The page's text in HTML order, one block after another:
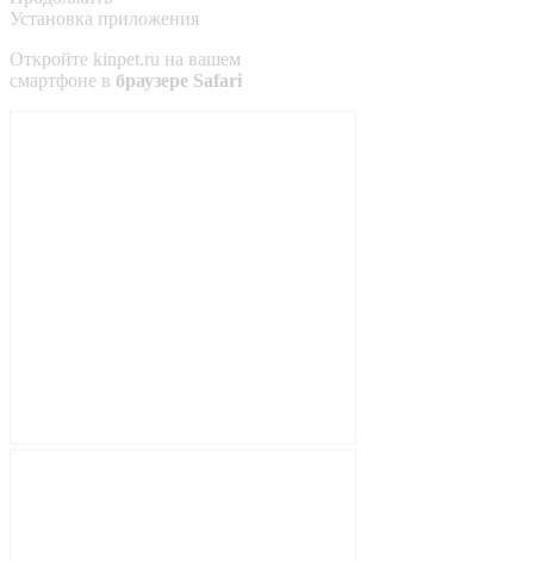
Установка приложения
Откройте kinpet.ru на вашем
смартфоне в браузере Safari